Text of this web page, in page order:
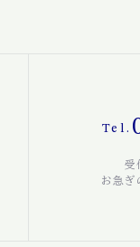
Tel.
お急ぎ